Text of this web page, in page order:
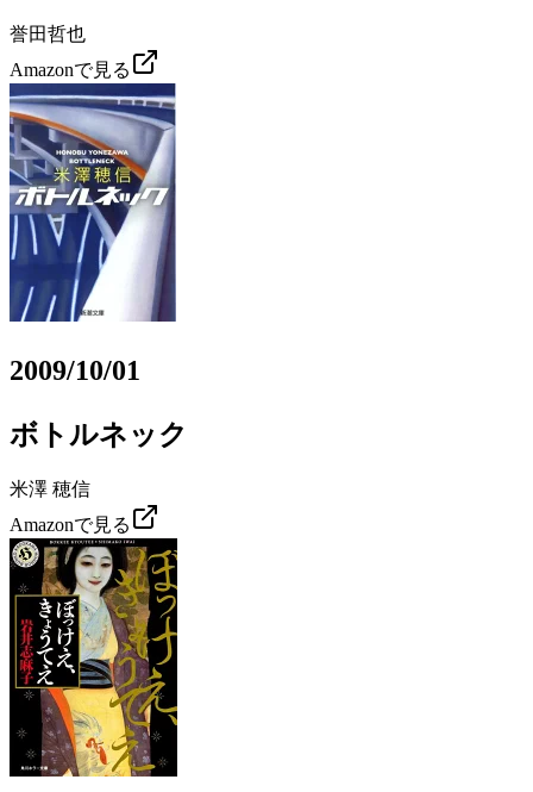
誉田哲也
Amazonで見る
2009/10/01
ボトルネック
米澤 穂信
Amazonで見る